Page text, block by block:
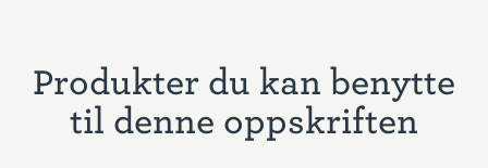
Produkter du kan benytte
til denne oppskriften